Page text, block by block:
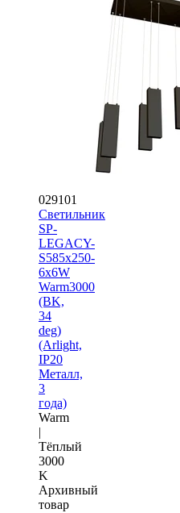
029101
Светильник
SP-
LEGACY-
S585x250-
6x6W
Warm3000
(BK,
34
deg)
(Arlight,
IP20
Металл,
3
года)
Warm
|
Тёплый
3000
K
Архивный
товар